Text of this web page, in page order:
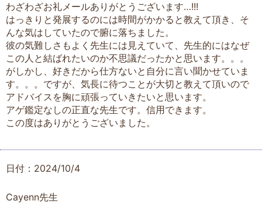
わざわざお礼メールありがとうございます…!!!
はっきりと発展するのには時間がかかると教えて頂き、そ
んな気はしていたので腑に落ちました。
彼の気難しさもよく先生には見えていて、先生的にはなぜ
この人と結ばれたいのか不思議だったかと思います。。。
がしかし、好きだから仕方ないと自分に言い聞かせていま
す。。。ですが、気長に待つことが大切と教えて頂いので
アドバイスを胸に頑張っていきたいと思います。
アゲ鑑定なしの正直な先生です。信用できます。
この度はありがとうございました。
日付：2024/10/4
Cayenn先生